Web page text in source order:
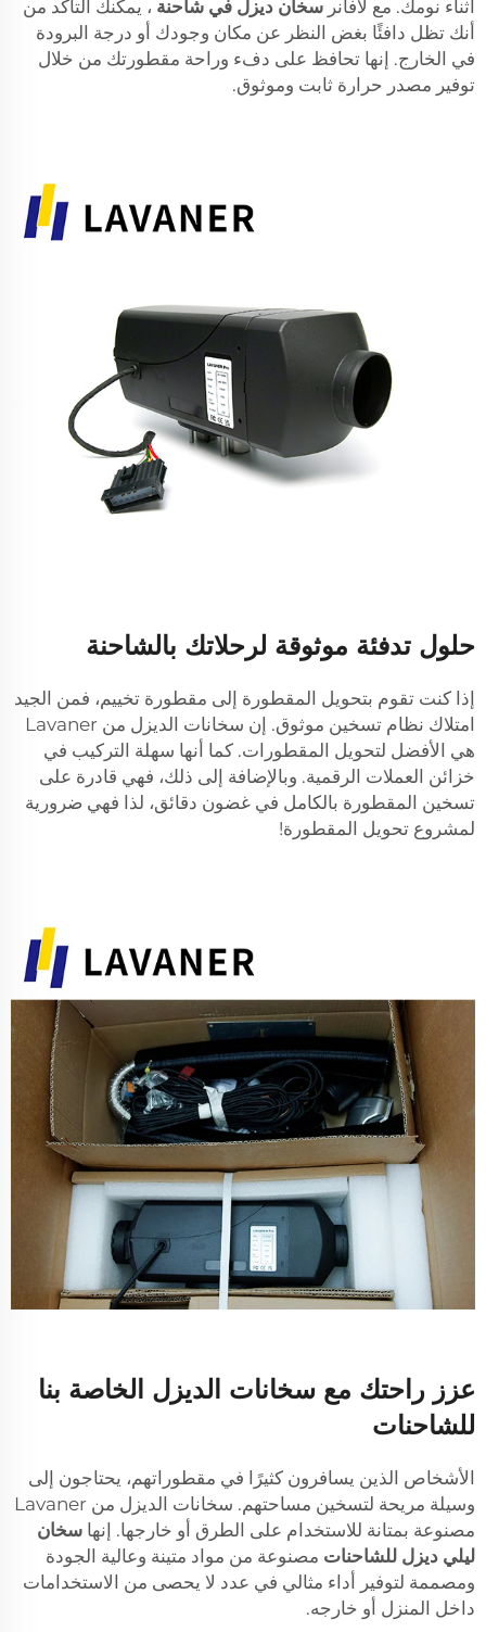
أثناء نومك. مع لافانر سخان ديزل في شاحنة ، يمكنك التأكد من
أنك تظل دافئًا بغض النظر عن مكان وجودك أو درجة البرودة
في الخارج. إنها تحافظ على دفء وراحة مقطورتك من خلال
توفير مصدر حرارة ثابت وموثوق.
حلول تدفئة موثوقة لرحلاتك بالشاحنة
إذا كنت تقوم بتحويل المقطورة إلى مقطورة تخييم، فمن الجيد
امتلاك نظام تسخين موثوق. إن سخانات الديزل من Lavaner
هي الأفضل لتحويل المقطورات. كما أنها سهلة التركيب في
خزائن العملات الرقمية. وبالإضافة إلى ذلك، فهي قادرة على
تسخين المقطورة بالكامل في غضون دقائق، لذا فهي ضرورية
لمشروع تحويل المقطورة!
عزز راحتك مع سخانات الديزل الخاصة بنا
للشاحنات
الأشخاص الذين يسافرون كثيرًا في مقطوراتهم، يحتاجون إلى
وسيلة مريحة لتسخين مساحتهم. سخانات الديزل من Lavaner
مصنوعة بمتانة للاستخدام على الطرق أو خارجها. إنها سخان
ليلي ديزل للشاحنات مصنوعة من مواد متينة وعالية الجودة
ومصممة لتوفير أداء مثالي في عدد لا يحصى من الاستخدامات
داخل المنزل أو خارجه.